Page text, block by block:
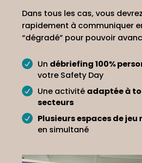
Dans tous les cas, vous
rapidement à communiquer
“dégradé” pour pouvoir
 Un débriefing 100%
votre Safety Day
 Une activité adaptée à
secteurs
 Plusieurs espaces de
en simultané